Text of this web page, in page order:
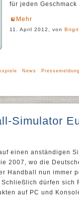
für jeden
Mehr
11. April 2012, von
News Pressemeldung
Simulator
einen anständigen
2007, wo die
Handball nun immer
dürfen sich
auf PC und